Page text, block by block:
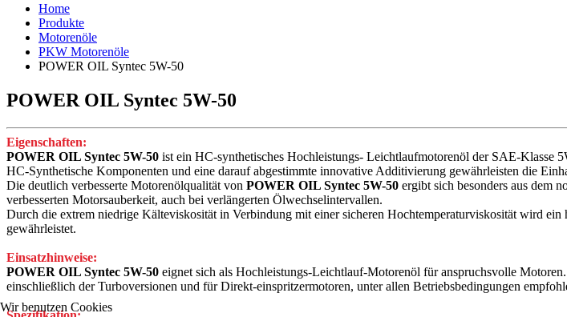
Home
Produkte
Motorenöle
PKW Motorenöle
POWER OIL Syntec 5W-50
POWER OIL Syntec 5W-50
Eigenschaften:
POWER OIL Syntec 5W-50 ist ein HC-synthetisches Hochleistungs- Leichtlaufmotorenöl der SAE-Klasse
HC-Synthetische Komponenten und eine darauf abgestimmte innovative Additivierung gewährleisten die
Die deutlich verbesserte Motorenölqualität von POWER OIL Syntec 5W-50 ergibt sich besonders aus dem
verbesserten Motorsauberkeit, auch bei verlängerten Ölwechselintervallen.
Durch die extrem niedrige Kälteviskosität in Verbindung mit einer sicheren Hochtemperaturviskosität wird ein
gewährleistet.
Einsatzhinweise:
POWER OIL Syntec 5W-50 eignet sich als Hochleistungs-Leichtlauf-Motorenöl für anspruchsvolle
einschließlich der Turboversionen und für Direkt-einspritzermotoren, unter allen Betriebsbedingungen
Wir benutzen Cookies